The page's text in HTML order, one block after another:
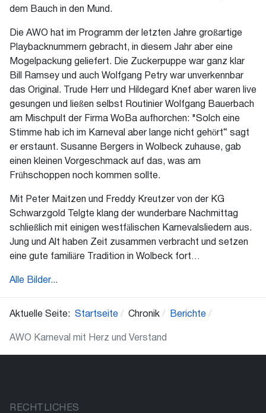
dem Bauch in den Mund.
Die AWO hat im Programm der letzten Jahre großartige
Playbacknummern gebracht, in diesem Jahr aber eine
Mogelpackung geliefert. Die Zuckerpuppe war ganz klar
Bill Ramsey und auch Wolfgang Petry war unverkennbar
das Original. Trude Herr und Hildegard Knef aber waren live
gesungen und ließen selbst Routinier Wolfgang Bauerbach
am Mischpult der Firma WoBa aufhorchen: "Solch eine
Stimme hab ich im Karneval aber lange nicht gehört“ sagt
er erstaunt. Susanne Bergers in Wolbeck zuhause, gab
einen kleinen Vorgeschmack auf das, was am
Frühschoppen noch kommen sollte.
Mit Peter Maitzen und Freddy Kreutzer von der KG
Schwarzgold Telgte klang der wunderbare Nachmittag
schließlich mit einigen westfälischen Karnevalsliedern aus.
Jung und Alt haben Zeit zusammen verbracht und setzen
eine gute familiäre Tradition in Wolbeck fort…
Alle Bilder...
Aktuelle Seite: Startseite Chronik Berichte
AWO Karneval mit Herz und Verstand
RECHTLICHES